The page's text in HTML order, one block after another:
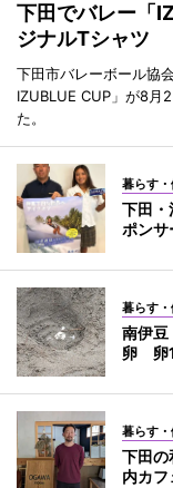
下田でバレー「
ジナルTシャツ
下田市バレーボール協
IZUBLUE CUP」が8月
た。
暮らす・
下田・
ポン
暮らす・
南伊豆
卵 卵
暮らす・
下田
内カフ